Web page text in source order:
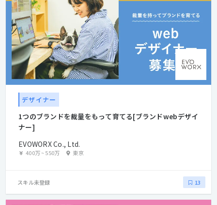
デザイナー
1つのブランドを裁量をもって育てる[ブランドwebデザイ
ナー]
EVOWORX Co., Ltd.
400万~550万 東京
スキル未登録 13